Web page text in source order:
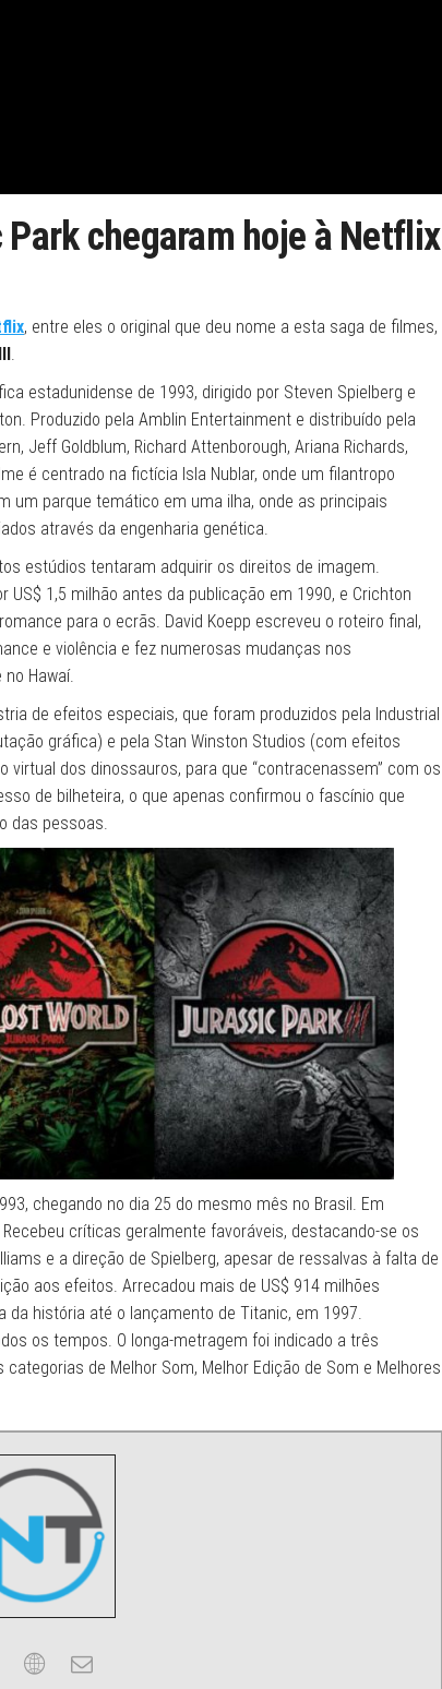
chegaram hoje à Netflix
, entre eles o original que deu nome a esta saga de filmes,
.
estadunidense de 1993, dirigido por Steven Spielberg e
Produzido pela Amblin Entertainment e distribuído pela
Jeff Goldblum, Richard Attenborough, Ariana Richards,
é centrado na fictícia Isla Nublar, onde um filantropo
um parque temático em uma ilha, onde as principais
através da engenharia genética.
estúdios tentaram adquirir os direitos de imagem.
US$ 1,5 milhão antes da publicação em 1990, e Crichton
para o ecrãs. David Koepp escreveu o roteiro final,
e violência e fez numerosas mudanças nos
Hawaí.
de efeitos especiais, que foram produzidos pela Industrial
gráfica) e pela Stan Winston Studios (com efeitos
dos dinossauros, para que “contracenassem” com os
de bilheteira, o que apenas confirmou o fascínio que
das pessoas.
chegando no dia 25 do mesmo mês no Brasil. Em
críticas geralmente favoráveis, destacando-se os
e a direção de Spielberg, apesar de ressalvas à falta de
aos efeitos. Arrecadou mais de US$ 914 milhões
história até o lançamento de Titanic, em 1997.
os tempos. O longa-metragem foi indicado a três
de Melhor Som, Melhor Edição de Som e Melhores